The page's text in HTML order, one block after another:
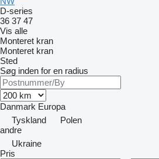
D-series
36 37 47
Vis alle
Monteret kran
Monteret kran
Sted
Søg inden for en radius
Danmark Europa
Tyskland
Polen
andre
Ukraine
Pris